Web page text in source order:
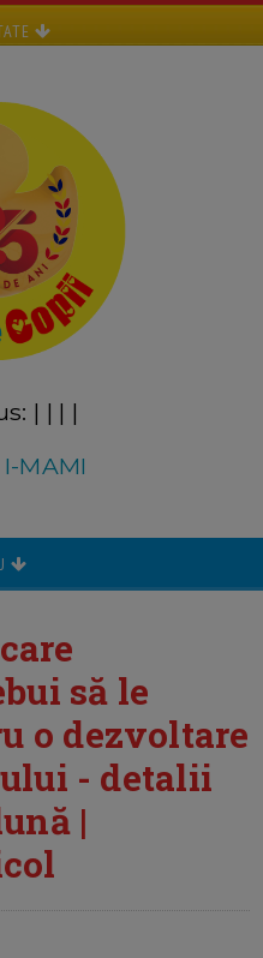
| | | |
MAMI
să le
o dezvoltare
- detalii
|